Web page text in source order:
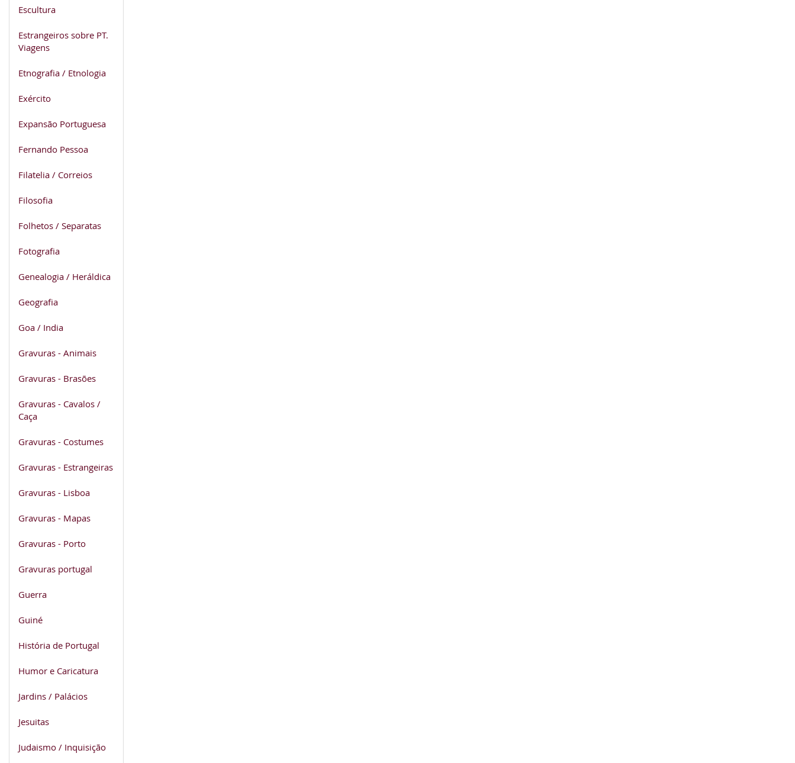
Escultura
Estrangeiros sobre PT.
Viagens
Etnografia / Etnologia
Exército
Expansão Portuguesa
Fernando Pessoa
Filatelia / Correios
Filosofia
Folhetos / Separatas
Fotografia
Genealogia / Heráldica
Geografia
Goa / India
Gravuras - Animais
Gravuras - Brasões
Gravuras - Cavalos /
Caça
Gravuras - Costumes
Gravuras - Estrangeiras
Gravuras - Lisboa
Gravuras - Mapas
Gravuras - Porto
Gravuras portugal
Guerra
Guiné
História de Portugal
Humor e Caricatura
Jardins / Palácios
Jesuitas
Judaismo / Inquisição